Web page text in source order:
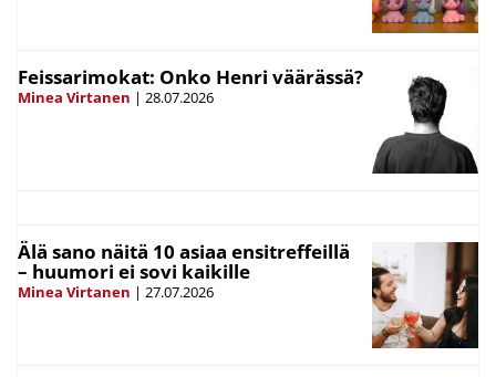
Feissarimokat: Onko Henri väärässä?
Minea Virtanen | 28.07.2026
Älä sano näitä 10 asiaa ensitreffeillä
– huumori ei sovi kaikille
Minea Virtanen | 27.07.2026